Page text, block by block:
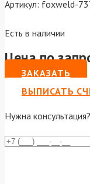
Артикул: foxweld-
Есть в наличии
Цена по
ЗАКАЗАТЬ
ВЫПИСАТЬ
Нужна консультация?